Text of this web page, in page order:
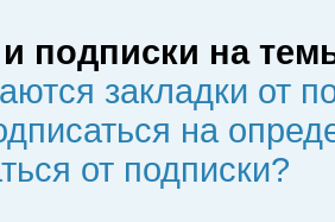
подписки на
закладки от
на
от подписки?